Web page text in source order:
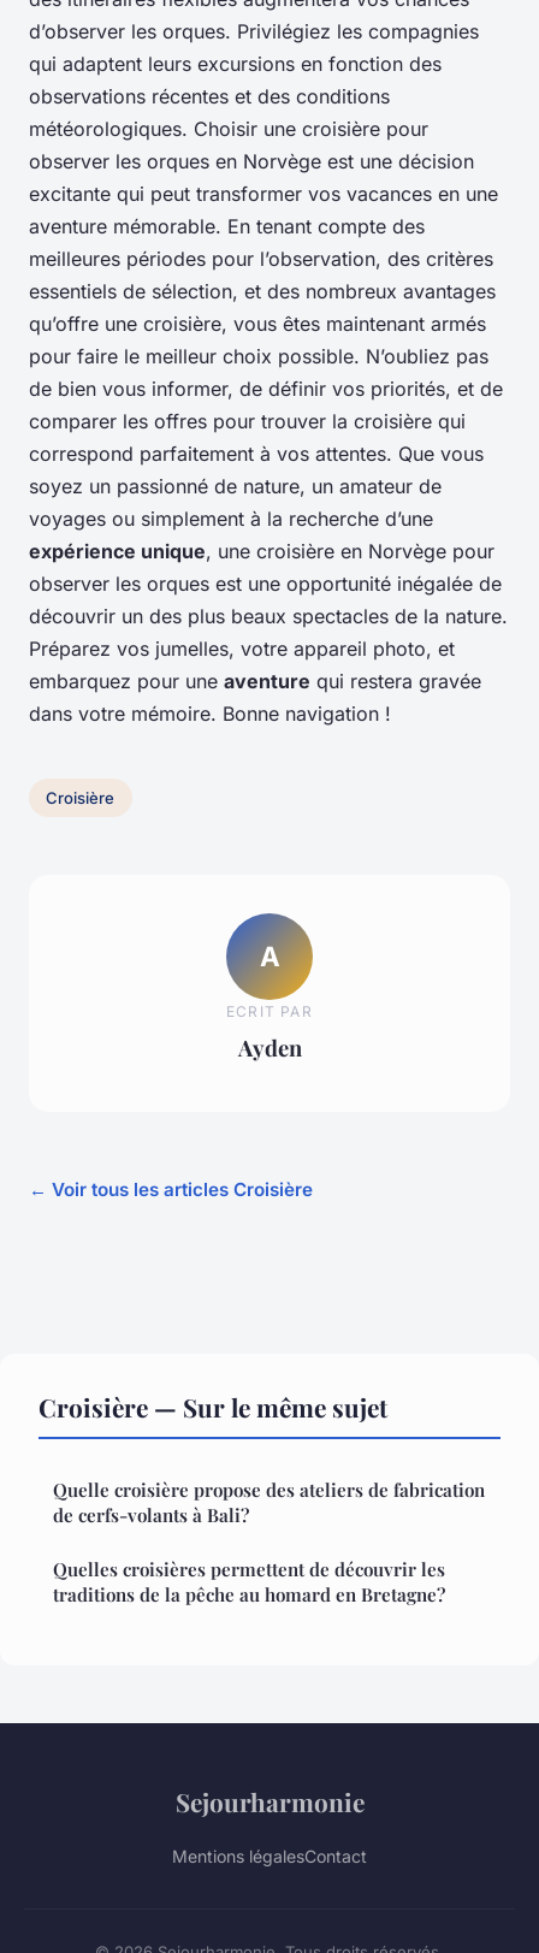
d’observer les orques. Privilégiez les compagnies
qui adaptent leurs excursions en fonction des
observations récentes et des conditions
météorologiques. Choisir une croisière pour
observer les orques en Norvège est une décision
excitante qui peut transformer vos vacances en une
aventure mémorable. En tenant compte des
meilleures périodes pour l’observation, des critères
essentiels de sélection, et des nombreux avantages
qu’offre une croisière, vous êtes maintenant armés
pour faire le meilleur choix possible. N’oubliez pas
de bien vous informer, de définir vos priorités, et de
comparer les offres pour trouver la croisière qui
correspond parfaitement à vos attentes. Que vous
soyez un passionné de nature, un amateur de
voyages ou simplement à la recherche d’une
expérience unique, une croisière en Norvège pour
observer les orques est une opportunité inégalée de
découvrir un des plus beaux spectacles de la nature.
Préparez vos jumelles, votre appareil photo, et
embarquez pour une aventure qui restera gravée
dans votre mémoire. Bonne navigation !
Croisière
A
ECRIT PAR
Ayden
← Voir tous les articles Croisière
Croisière — Sur le même sujet
Quelle croisière propose des ateliers de fabrication
de cerfs-volants à Bali?
Quelles croisières permettent de découvrir les
traditions de la pêche au homard en Bretagne?
Sejourharmonie
Mentions légalesContact